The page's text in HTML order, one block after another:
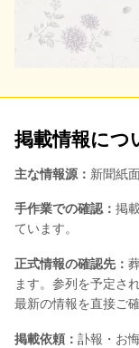
掲載情報につ
主な情報源： 新聞紙
手作業での確認： 掲
ています。
正式情報の確認先：
ます。参列を予定さ
最新の情報を直接ご
掲載依頼： 訃報・お